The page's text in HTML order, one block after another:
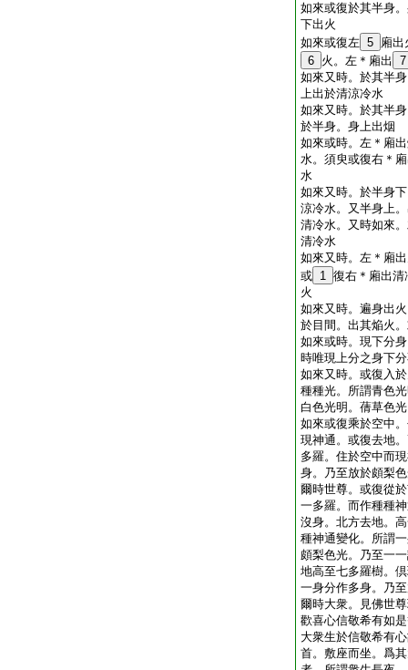
如來或復於其半身
下出火
如來或復左 5 廂出
6 火。左＊廂出
7
如來又時。於其半
上出於清涼冷水
如來又時。於其半
於半身。身上出烟
如來或時。左＊廂
水。須臾或復右＊
水
如來又時。於半身
涼冷水。又半身上
清冷水。又時如來
清冷水
如來又時。左＊廂
或 1 復右＊廂出清
火
如來又時。遍身出
於目間。出其焔火
如來或時。現下分
時唯現上分之身下
如來又時。或復入
種種光。所謂青色
白色光明。蒨草色
如來或復乘於空中
現神通。或復去地
多羅。住於空中而
身。乃至放於頗梨
爾時世尊。或復從
一多羅。而作種種
沒身。北方去地。
種神通變化。所謂
頗梨色光。乃至一
地高至七多羅樹。
一身分作多身。乃
爾時大衆。見佛世
歡喜心信敬希有如
大衆生於信敬希有
首。敷座而坐。爲